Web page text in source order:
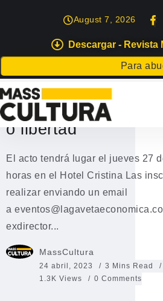
Descargar - Revista
Para
August 7, 2026
GRAN CANARIA
Ignacio Ruiz-
Gran Canaria su
o libertad’
El acto tendrá lugar el jueves 27
horas en el Hotel Cristina Las
realizar enviando un email
a
exdirector...
MassCultura
24 abril, 2023
3 Mins Read
1.3K Views
0 Comments